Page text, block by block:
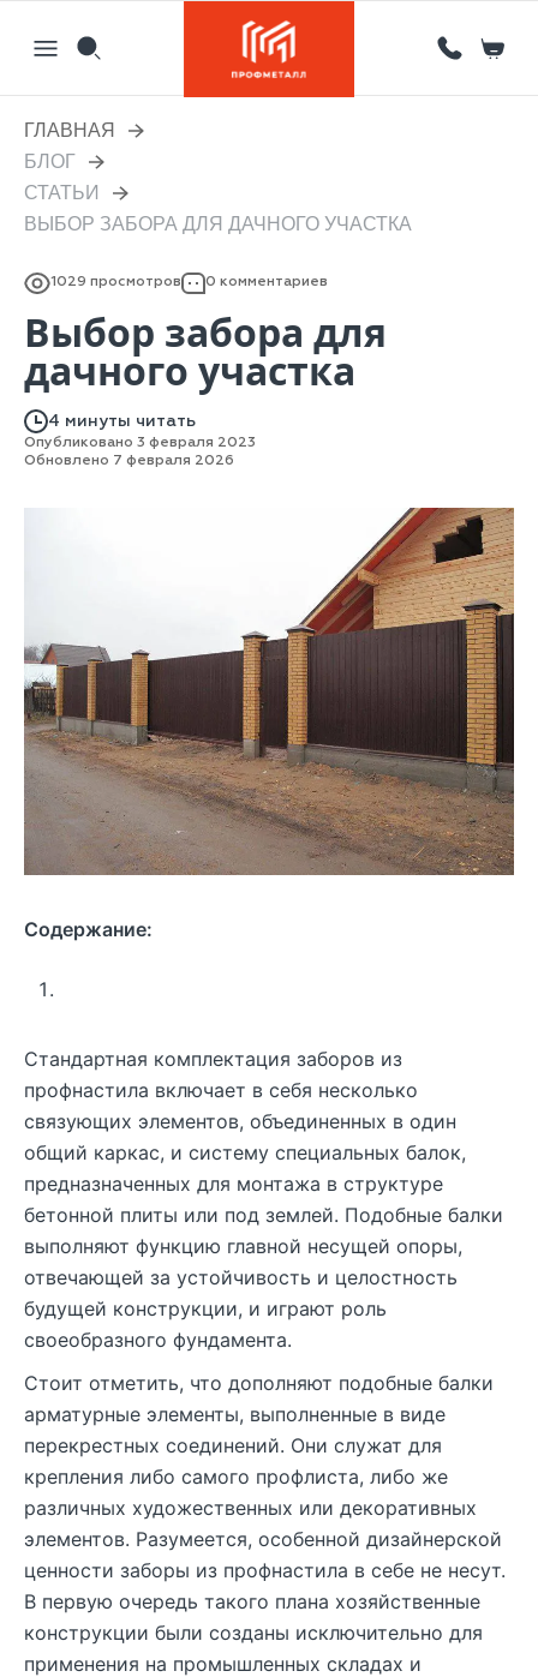
Назад
Партнерам
Отзывы
Вакансии
Информация
Назад
Кровля
Фасад
Ограждения
Потолки
Двери
Металлоизделия
Назад
Сервисный металлоцентр
Гибка листового металла на станке с ЧПУ
Координатная пробивка отверстий в металле
Лазерная резка металла
Порошковая покраска металлических изделий
Проектирование вентилируемых фасадов
Назад
Новости
Статьи
ГЛАВНАЯ
БЛОГ
СТАТЬИ
ВЫБОР ЗАБОРА ДЛЯ ДАЧНОГО УЧАСТКА
1029 просмотров 0 комментариев
Выбор забора для
дачного участка
4 минуты читать
Опубликовано 3 февраля 2023
Обновлено 7 февраля 2026
Содержание:
Стандартная комплектация заборов из
профнастила включает в себя несколько
связующих элементов, объединенных в один
общий каркас, и систему специальных балок,
предназначенных для монтажа в структуре
бетонной плиты или под землей. Подобные балки
выполняют функцию главной несущей опоры,
отвечающей за устойчивость и целостность
будущей конструкции, и играют роль
своеобразного фундамента.
Стоит отметить, что дополняют подобные балки
арматурные элементы, выполненные в виде
перекрестных соединений. Они служат для
крепления либо самого профлиста, либо же
различных художественных или декоративных
элементов. Разумеется, особенной дизайнерской
ценности заборы из профнастила в себе не несут.
В первую очередь такого плана хозяйственные
конструкции были созданы исключительно для
применения на промышленных складах и